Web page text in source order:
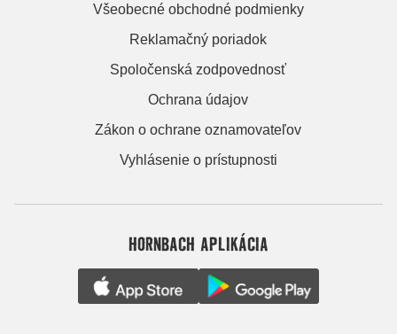
Všeobecné obchodné podmienky
Reklamačný poriadok
Spoločenská zodpovednosť
Ochrana údajov
Zákon o ochrane oznamovateľov
Vyhlásenie o prístupnosti
HORNBACH APLIKÁCIA